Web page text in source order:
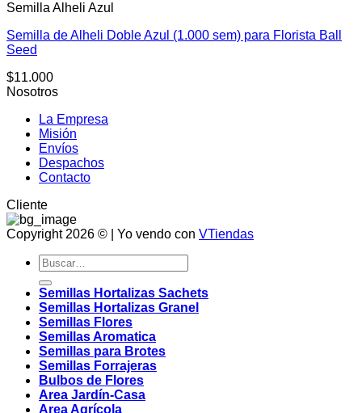
Semilla Alheli Azul
Semilla de Alheli Doble Azul (1.000 sem) para Florista Ball
Seed
$11.000
Nosotros
La Empresa
Misión
Envíos
Despachos
Contacto
Cliente
Copyright 2026 © | Yo vendo con VTiendas
Buscar
por:
Semillas Hortalizas Sachets
Semillas Hortalizas Granel
Semillas Flores
Semillas Aromatica
Semillas para Brotes
Semillas Forrajeras
Bulbos de Flores
Area Jardín-Casa
Area Agrícola